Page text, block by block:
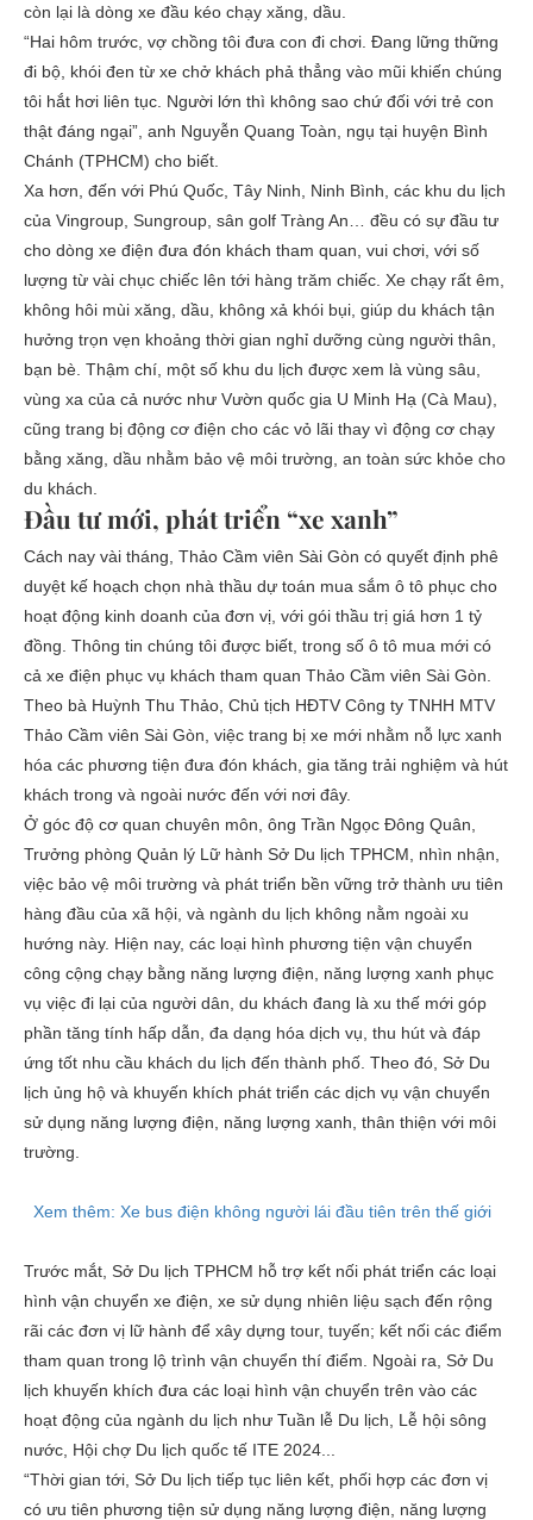
còn lại là dòng xe đầu kéo chạy xăng, dầu.
“Hai hôm trước, vợ chồng tôi đưa con đi chơi. Đang lững thững
đi bộ, khói đen từ xe chở khách phả thẳng vào mũi khiến chúng
tôi hắt hơi liên tục. Người lớn thì không sao chứ đối với trẻ con
thật đáng ngại”, anh Nguyễn Quang Toàn, ngụ tại huyện Bình
Chánh (TPHCM) cho biết.
Xa hơn, đến với Phú Quốc, Tây Ninh, Ninh Bình, các khu du lịch
của Vingroup, Sungroup, sân golf Tràng An… đều có sự đầu tư
cho dòng xe điện đưa đón khách tham quan, vui chơi, với số
lượng từ vài chục chiếc lên tới hàng trăm chiếc. Xe chạy rất êm,
không hôi mùi xăng, dầu, không xả khói bụi, giúp du khách tận
hưởng trọn vẹn khoảng thời gian nghỉ dưỡng cùng người thân,
bạn bè. Thậm chí, một số khu du lịch được xem là vùng sâu,
vùng xa của cả nước như Vườn quốc gia U Minh Hạ (Cà Mau),
cũng trang bị động cơ điện cho các vỏ lãi thay vì động cơ chạy
bằng xăng, dầu nhằm bảo vệ môi trường, an toàn sức khỏe cho
du khách.
Đầu tư mới, phát triển “xe xanh”
Cách nay vài tháng, Thảo Cầm viên Sài Gòn có quyết định phê
duyệt kế hoạch chọn nhà thầu dự toán mua sắm ô tô phục cho
hoạt động kinh doanh của đơn vị, với gói thầu trị giá hơn 1 tỷ
đồng. Thông tin chúng tôi được biết, trong số ô tô mua mới có
cả xe điện phục vụ khách tham quan Thảo Cầm viên Sài Gòn.
Theo bà Huỳnh Thu Thảo, Chủ tịch HĐTV Công ty TNHH MTV
Thảo Cầm viên Sài Gòn, việc trang bị xe mới nhằm nỗ lực xanh
hóa các phương tiện đưa đón khách, gia tăng trải nghiệm và hút
khách trong và ngoài nước đến với nơi đây.
Ở góc độ cơ quan chuyên môn, ông Trần Ngọc Đông Quân,
Trưởng phòng Quản lý Lữ hành Sở Du lịch TPHCM, nhìn nhận,
việc bảo vệ môi trường và phát triển bền vững trở thành ưu tiên
hàng đầu của xã hội, và ngành du lịch không nằm ngoài xu
hướng này. Hiện nay, các loại hình phương tiện vận chuyển
công cộng chạy bằng năng lượng điện, năng lượng xanh phục
vụ việc đi lại của người dân, du khách đang là xu thế mới góp
phần tăng tính hấp dẫn, đa dạng hóa dịch vụ, thu hút và đáp
ứng tốt nhu cầu khách du lịch đến thành phố. Theo đó, Sở Du
lịch ủng hộ và khuyến khích phát triển các dịch vụ vận chuyển
sử dụng năng lượng điện, năng lượng xanh, thân thiện với môi
trường.
Xem thêm: Xe bus điện không người lái đầu tiên trên thế giới
Trước mắt, Sở Du lịch TPHCM hỗ trợ kết nối phát triển các loại
hình vận chuyển xe điện, xe sử dụng nhiên liệu sạch đến rộng
rãi các đơn vị lữ hành để xây dựng tour, tuyến; kết nối các điểm
tham quan trong lộ trình vận chuyển thí điểm. Ngoài ra, Sở Du
lịch khuyến khích đưa các loại hình vận chuyển trên vào các
hoạt động của ngành du lịch như Tuần lễ Du lịch, Lễ hội sông
nước, Hội chợ Du lịch quốc tế ITE 2024...
“Thời gian tới, Sở Du lịch tiếp tục liên kết, phối hợp các đơn vị
có ưu tiên phương tiện sử dụng năng lượng điện, năng lượng